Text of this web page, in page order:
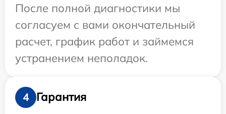
После полной диагностики мы
согласуем с вами окончательный
расчет, график работ и займемся
устранением неполадок.
4
Гарантия